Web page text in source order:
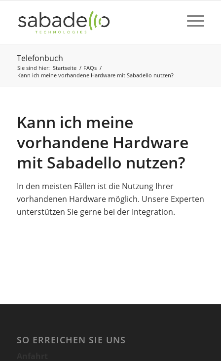
Telefonbuch
Sie sind hier: Startseite / FAQs /
Kann ich meine vorhandene Hardware mit Sabadello nutzen?
Kann ich meine
vorhandene Hardware
mit Sabadello nutzen?
In den meisten Fällen ist die Nutzung Ihrer
vorhandenen Hardware möglich. Unsere Experten
unterstützen Sie gerne bei der Integration.
SO ERREICHEN SIE UNS